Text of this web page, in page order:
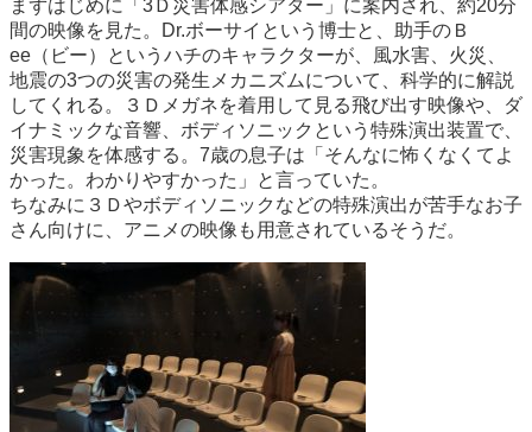
まずはじめに「3Ｄ災害体感シアター」に案内され、約20分
間の映像を見た。Dr.ボーサイという博士と、助手のＢ
ee（ビー）というハチのキャラクターが、風水害、火災、
地震の3つの災害の発生メカニズムについて、科学的に解説
してくれる。３Ｄメガネを着用して見る飛び出す映像や、ダ
イナミックな音響、ボディソニックという特殊演出装置で、
災害現象を体感する。7歳の息子は「そんなに怖くなくてよ
かった。わかりやすかった」と言っていた。
ちなみに３Ｄやボディソニックなどの特殊演出が苦手なお子
さん向けに、アニメの映像も用意されているそうだ。